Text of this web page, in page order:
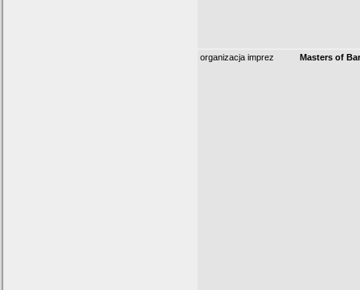
organizacja imprez Masters of